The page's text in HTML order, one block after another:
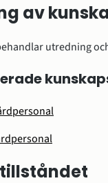
av
utredning